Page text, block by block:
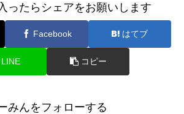
ったらシェアをお願いします
Facebook はてブ
LINE コピー
みんをフォローする